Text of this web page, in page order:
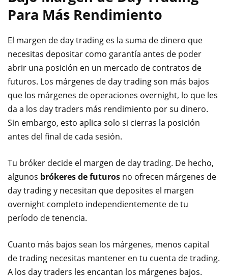
Para Más Rendimiento
El margen de day trading es la suma de dinero que
necesitas depositar como garantía antes de poder
abrir una posición en un mercado de contratos de
futuros. Los márgenes de day trading son más bajos
que los márgenes de operaciones overnight, lo que les
da a los day traders más rendimiento por su dinero.
Sin embargo, esto aplica solo si cierras la posición
antes del final de cada sesión.
Tu bróker decide el margen de day trading. De hecho,
algunos brókeres de futuros no ofrecen márgenes de
day trading y necesitan que deposites el margen
overnight completo independientemente de tu
período de tenencia.
Cuanto más bajos sean los márgenes, menos capital
de trading necesitas mantener en tu cuenta de trading.
A los day traders les encantan los márgenes bajos.